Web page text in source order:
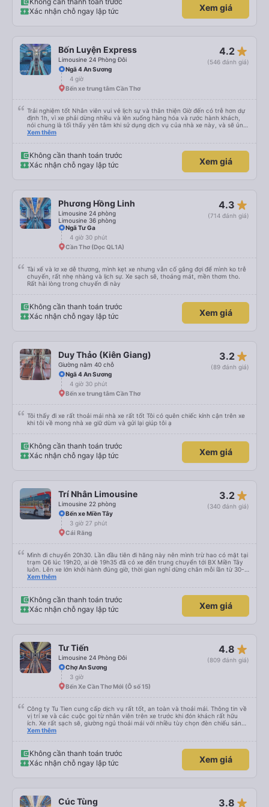
Nhìn chung, đó là một trải nghiệm tốt. Mỗi giường đều có gối và chăn, và đủ
chỗ cho 1 người lớn và 1 trẻ em nằm thoải mái.
Xác nhận chỗ ngay lập tức
Xem giá
Bốn Luyện Express
Limousine 24 Phòng Đôi
4.2 star_rate
(546 đánh giá)
Ngã 4 An Sương
4 giờ
Bến xe trung tâm Cần Thơ
Trải nghiệm tốt Nhân viên vui vẻ lịch sự và thân thiện Giờ đến có trễ hơn dự
định 1h, vì xe phải dừng nhiều và lên xuống hàng hóa và rước hành khách,
nói chung là tối thấy yên tâm khi sử dụng dịch vụ của nhà xe này, và sẽ ủng
hộ và giới thiệu cho người thân sử dụng dịch vụ của nhà xe này
Xem thêm
Không cần thanh toán trước
Xác nhận chỗ ngay lập tức
Xem giá
Phương Hồng Linh
Limousine 24 phòng
Limousine 36 phòng
4.3 star_rate
(714 đánh giá)
Ngã Tư Ga
4 giờ 30 phút
Cần Thơ (Dọc QL1A)
Tài xế và lơ xe dễ thương, mình kẹt xe nhưng vẫn cố gắng đợi để mình ko trễ
chuyến, rất nhẹ nhàng và lịch sự. Xe sạch sẽ, thoáng mát, mền thơm tho.
Rất hài lòng trong chuyến đi này
Không cần thanh toán trước
Xác nhận chỗ ngay lập tức
Xem giá
Duy Thảo (Kiên Giang)
Giường nằm 40 chỗ
3.2 star_rate
(89 đánh giá)
Ngã 4 An Sương
4 giờ 30 phút
Bến xe trung tâm Cần Thơ
Tôi thấy đi xe rất thoải mái nhà xe rất tốt Tôi có quên chiếc kính cận trên xe
khi tôi về mong nhà xe giữ dùm và gửi lại giúp tôi ạ
Không cần thanh toán trước
Xác nhận chỗ ngay lập tức
Xem giá
Trí Nhân Limousine
Limousine 22 phòng
3.2 star_rate
(340 đánh giá)
Bến xe Miền Tây
3 giờ 27 phút
Cái Răng
Mình đi chuyến 20h30. Lần đầu tiên đi hãng này nên mình trừ hao có mặt tại
trạm Q6 lúc 19h20, ai dè 19h35 đã có xe đến trung chuyển tới BX Miền Tây
luôn. Lên xe lớn khởi hành đúng giờ, thời gian nghỉ dừng chân mỗi lần từ 30-
45 phút. Đến trạm Giá Rai thì có xe trung chuyển chờ sẵn chở đến nơi.
Xem thêm
Không cần thanh toán trước
Xác nhận chỗ ngay lập tức
Xem giá
Tư Tiến
Limousine 24 Phòng Đôi
4.8 star_rate
(809 đánh giá)
Chợ An Sương
3 giờ
Bến Xe Cần Thơ Mới (Ô số 15)
Công ty Tu Tien cung cấp dịch vụ rất tốt, an toàn và thoải mái. Thông tin về
vị trí xe và các cuộc gọi từ nhân viên trên xe trước khi đón khách rất hữu
ích. Xe rất sạch sẽ, giường ngủ thoải mái với nhiều tùy chọn đèn chiếu sáng
và cổng USB được đặt ở vị trí thuận tiện. Nhân viên rất lịch sự và xe đến
Xem thêm
Không cần thanh toán trước
Xác nhận chỗ ngay lập tức
Xem giá
Cúc Tùng 3.8 star_rate